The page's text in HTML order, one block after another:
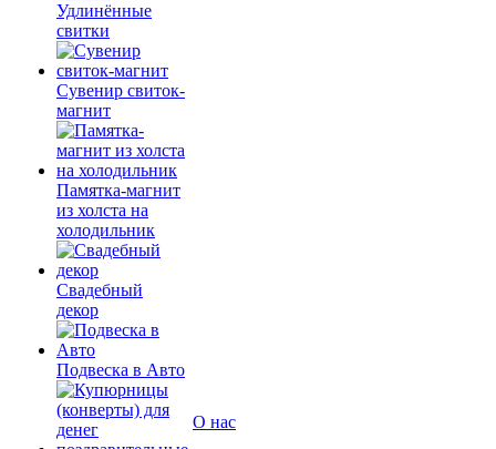
Удлинённые
свитки
Сувенир свиток-
магнит
Памятка-магнит
из холста на
холодильник
Свадебный
декор
Подвеска в Авто
О нас